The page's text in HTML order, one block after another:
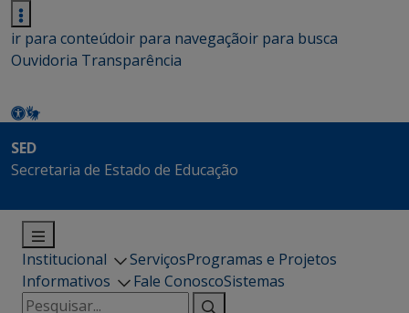
ir para conteúdoir para navegaçãoir para busca
Ouvidoria Transparência
SED
Secretaria de Estado de Educação
Institucional ServiçosProgramas e Projetos
Informativos
Fale ConoscoSistemas
Pesquisar